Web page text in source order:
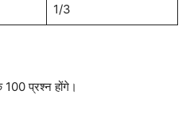
1/3
100 प्रश्न होंगे।